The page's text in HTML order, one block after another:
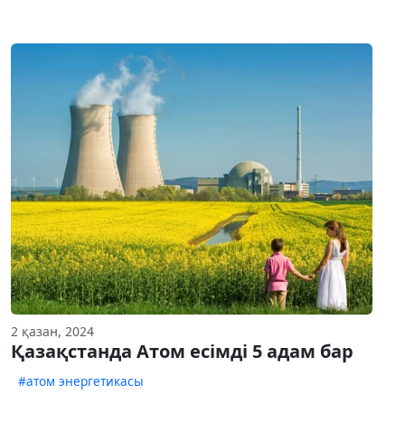
2 қазан, 2024
Қазақстанда Атом есімді 5 адам бар
#атом энергетикасы